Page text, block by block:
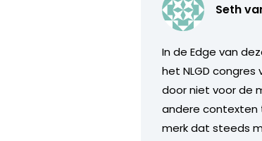
Seth
In de Edge van
het NLGD
door niet voor de
andere contexten
merk dat steeds